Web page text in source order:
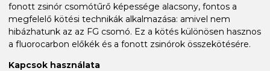
fonott zsinór csomótűrő képessége alacsony, fontos a
megfelelő kötési technikák alkalmazása: amivel nem
hibázhatunk az az FG csomó. Ez a kötés különösen hasznos
a fluorocarbon előkék és a fonott zsinórok összekötésére.
Kapcsok használata